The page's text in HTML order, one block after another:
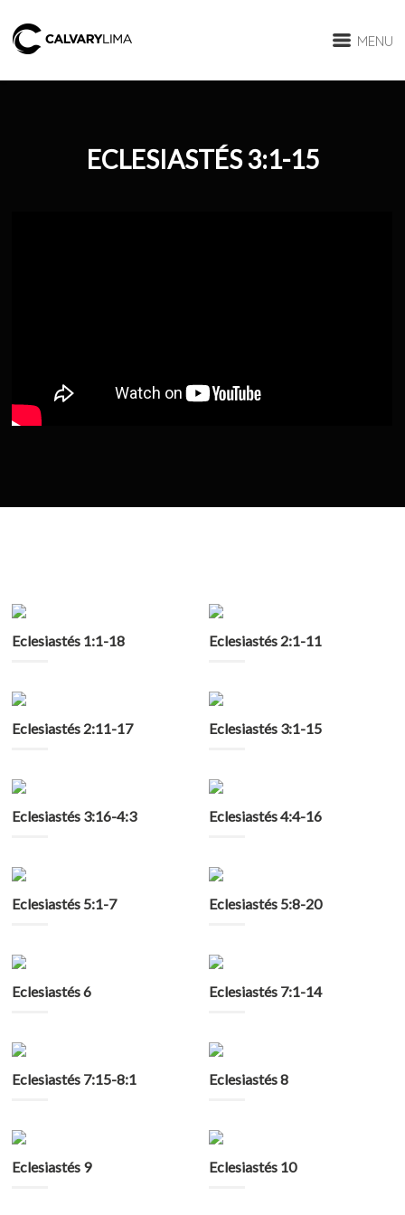
MENU
ECLESIASTÉS 3:1-15
Eclesiastés 1:1-18 Eclesiastés 2:1-11
Eclesiastés 2:11-17 Eclesiastés 3:1-15
Eclesiastés 3:16-4:3 Eclesiastés 4:4-16
Eclesiastés 5:1-7 Eclesiastés 5:8-20
Eclesiastés 6 Eclesiastés 7:1-14
Eclesiastés 7:15-8:1 Eclesiastés 8
Eclesiastés 9 Eclesiastés 10